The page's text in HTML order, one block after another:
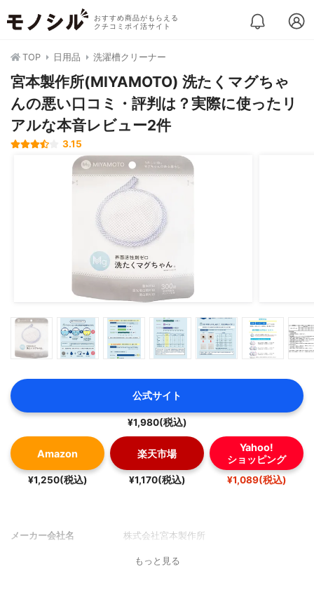
おすすめ商品がもらえる
クチコミポイ活サイト
TOP 日用品 洗濯槽クリーナー
宮本製作所(MIYAMOTO) 洗たくマグちゃ
んの悪い口コミ・評判は？実際に使ったリ
アルな本音レビュー2件
3.15
公式サイト
¥1,980(税込)
Amazon
¥1,250(税込)
楽天市場
¥1,170(税込)
Yahoo!
ショッピング
¥1,089(税込)
メーカー会社名 株式会社宮本製作所
もっと見る